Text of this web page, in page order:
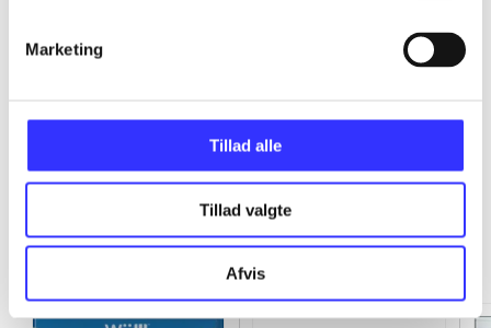
Marketing
Tillad alle
Tillad valgte
Afvis
Minder om